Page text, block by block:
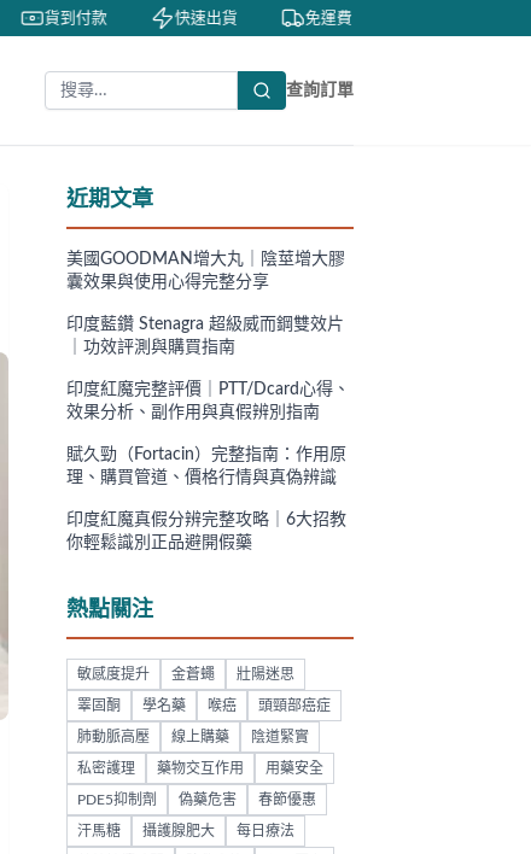
貨到付款 快速出貨 免運費
查詢訂單
近期文章
美國GOODMAN增大丸｜陰莖增大膠
囊效果與使用心得完整分享
印度藍鑽 Stenagra 超級威而鋼雙效片
｜功效評測與購買指南
印度紅魔完整評價｜PTT/Dcard心得、
效果分析、副作用與真假辨別指南
賦久勁（Fortacin）完整指南：作用原
理、購買管道、價格行情與真偽辨識
印度紅魔真假分辨完整攻略｜6大招教
你輕鬆識別正品避開假藥
熱點關注
敏感度提升 金蒼蠅 壯陽迷思
睪固酮 學名藥 喉癌 頭頸部癌症
肺動脈高壓 線上購藥 陰道緊實
私密護理 藥物交互作用 用藥安全
PDE5抑制劑 偽藥危害 春節優惠
汗馬糖 攝護腺肥大 每日療法